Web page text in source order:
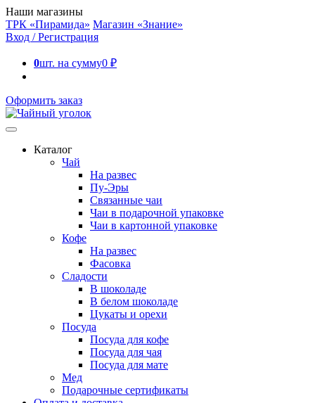
Наши магазины
ТРК «Пирамида» Магазин «Знание»
Вход / Регистрация
0шт. на сумму0 ₽
Оформить заказ
Каталог
Чай
На развес
Пу-Эры
Связанные чаи
Чаи в подарочной упаковке
Чаи в картонной упаковке
Кофе
На развес
Фасовка
Сладости
В шоколаде
В белом шоколаде
Цукаты и орехи
Посуда
Посуда для кофе
Посуда для чая
Посуда для мате
Мед
Подарочные сертификаты